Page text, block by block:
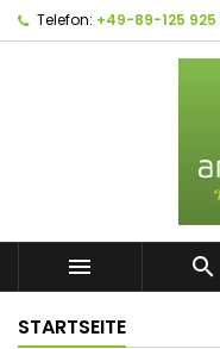
Telefon: +49-89-125 925
 
STARTSEITE